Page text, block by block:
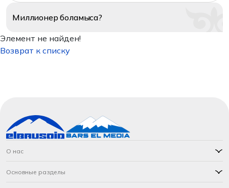
Миллионерболамыса?
Элемент не найден!
Возврат к списку
О нас
Основные разделы